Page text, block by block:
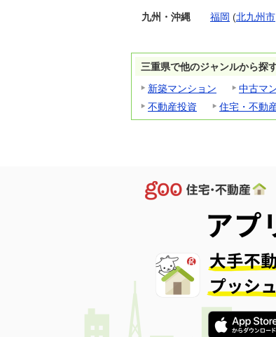
九州・沖縄 福岡 (北九州市
三重県で他のジャンルから探
新築マンション
中古マ
不動産投資
住宅・不動